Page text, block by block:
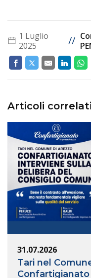
1 Luglio
2025
//
Articoli correlati
31.07.2026
Tari nel